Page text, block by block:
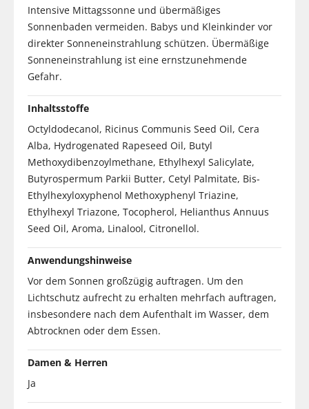
Intensive Mittagssonne und übermäßiges
Sonnenbaden vermeiden. Babys und Kleinkinder vor
direkter Sonneneinstrahlung schützen. Übermäßige
Sonneneinstrahlung ist eine ernstzunehmende
Gefahr.
Inhaltsstoffe
Octyldodecanol, Ricinus Communis Seed Oil, Cera
Alba, Hydrogenated Rapeseed Oil, Butyl
Methoxydibenzoylmethane, Ethylhexyl Salicylate,
Butyrospermum Parkii Butter, Cetyl Palmitate, Bis-
Ethylhexyloxyphenol Methoxyphenyl Triazine,
Ethylhexyl Triazone, Tocopherol, Helianthus Annuus
Seed Oil, Aroma, Linalool, Citronellol.
Anwendungshinweise
Vor dem Sonnen großzügig auftragen. Um den
Lichtschutz aufrecht zu erhalten mehrfach auftragen,
insbesondere nach dem Aufenthalt im Wasser, dem
Abtrocknen oder dem Essen.
Damen & Herren
Ja